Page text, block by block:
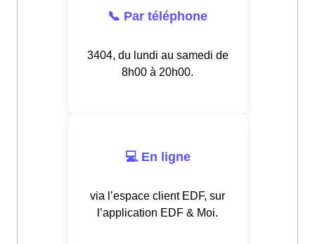
📞 Par téléphone
3404, du lundi au samedi de
8h00 à 20h00.
💻 En ligne
via l’espace client EDF, sur
l’application EDF & Moi.